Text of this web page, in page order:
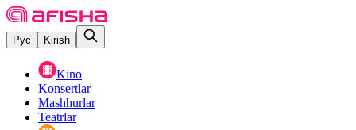
Рус Kirish
Kino
Konsertlar
Mashhurlar
Teatrlar